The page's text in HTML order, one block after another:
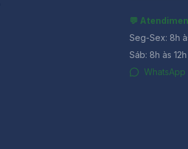
💬
Seg-Sex: 8h
Sáb: 8h às 12h
WhatsApp